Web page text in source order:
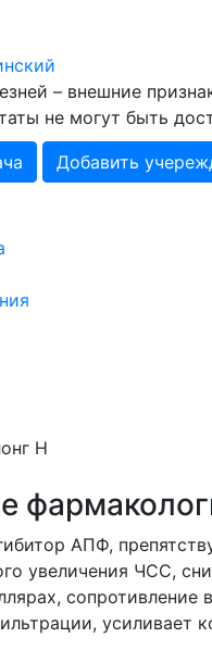
– внешние
не могут быть
Добавить
Н
АПФ,
увеличения ЧСС,
сопротивление
усиливает